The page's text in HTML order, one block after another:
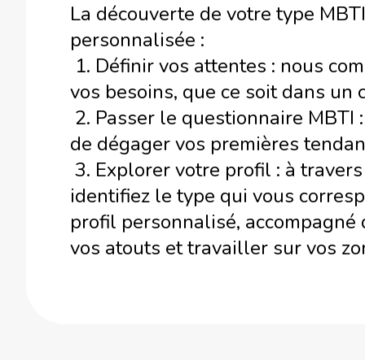
La découverte de votre type
personnalisée :
1. Définir vos attentes : nous
vos besoins, que ce soit dans
2. Passer le questionnaire
de dégager vos premières
3. Explorer votre profil : à
identifiez le type qui vous
profil personnalisé,
vos atouts et travailler sur vos